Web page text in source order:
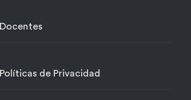
Docentes
Políticas de Privacidad